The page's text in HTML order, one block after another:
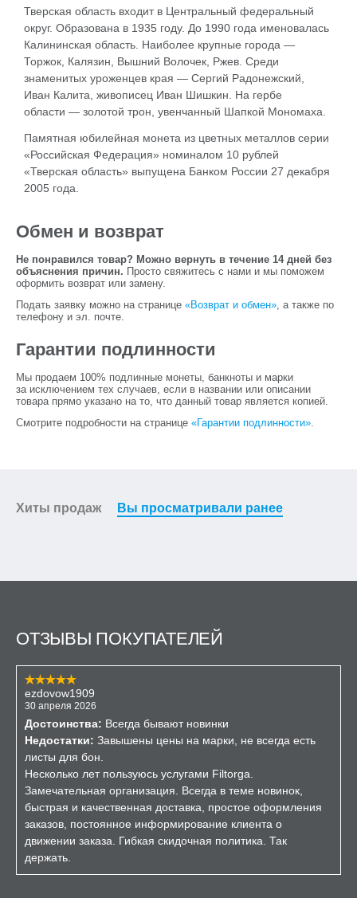
Тверская область входит в Центральный федеральный
округ. Образована в 1935 году. До 1990 года именовалась
Калининская область. Наиболее крупные города —
Торжок, Калязин, Вышний Волочек, Ржев. Среди
знаменитых уроженцев края — Сергий Радонежский,
Иван Калита, живописец Иван Шишкин. На гербе
области — золотой трон, увенчанный Шапкой Мономаха.
Памятная юбилейная монета из цветных металлов серии
«Российская Федерация» номиналом 10 рублей
«Тверская область» выпущена Банком России 27 декабря
2005 года.
Обмен и возврат
Не понравился товар? Можно вернуть в течение 14 дней без
объяснения причин. Просто свяжитесь с нами и мы поможем
оформить возврат или замену.
Подать заявку можно на странице «Возврат и обмен», а также по
телефону и эл. почте.
Гарантии подлинности
Мы продаем 100% подлинные монеты, банкноты и марки
за исключением тех случаев, если в названии или описании
товара прямо указано на то, что данный товар является копией.
Смотрите подробности на странице «Гарантии подлинности».
Хиты продаж Вы просматривали ранее
ОТЗЫВЫ ПОКУПАТЕЛЕЙ
ezdovow1909
30 апреля 2026
Достоинства: Всегда бывают новинки
Недостатки: Завышены цены на марки, не всегда есть
листы для бон.
Несколько лет пользуюсь услугами Filtorga.
Замечательная организация. Всегда в теме новинок,
быстрая и качественная доставка, простое оформления
заказов, постоянное информирование клиента о
движении заказа. Гибкая скидочная политика. Так
держать.